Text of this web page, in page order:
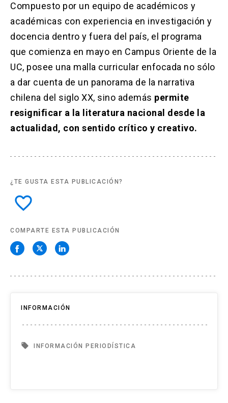
nueva
pestaña)
Compuesto por un equipo de académicos y
académicas con experiencia en investigación y
docencia dentro y fuera del país, el programa
que comienza en mayo en Campus Oriente de la
UC, posee una malla curricular enfocada no sólo
a dar cuenta de un panorama de la narrativa
chilena del siglo XX, sino además permite
resignificar a la literatura nacional desde la
actualidad, con sentido crítico y creativo.
¿TE GUSTA ESTA PUBLICACIÓN?
favorite_border
COMPARTE ESTA PUBLICACIÓN
INFORMACIÓN
local_offer INFORMACIÓN PERIODÍSTICA